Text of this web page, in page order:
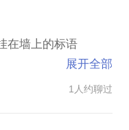
在墙上的标语
展开全部
1人约聊过